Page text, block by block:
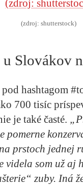
(zdroj: shutterstock)
Slovákov
hashtagom
700 tisíc
je také časté.
pomerne
prstoch jednej
videla som už aj
zuby. Iná